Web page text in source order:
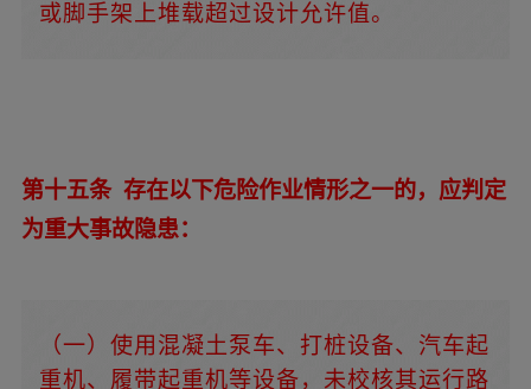
或脚手架上堆载超过设计允许值。
第十五条 存在以下危险作业情形之一的，应判定
为重大事故隐患：
（一）使用混凝土泵车、打桩设备、汽车起
重机、履带起重机等设备，未校核其运行路